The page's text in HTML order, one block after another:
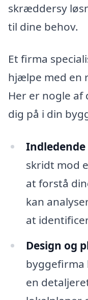
skræddersy
til dine behov.
Et firma
hjælpe med en
Her er nogle af
dig på i din
skridt mod
at forstå
kan
at
Design og
byggefirma
en